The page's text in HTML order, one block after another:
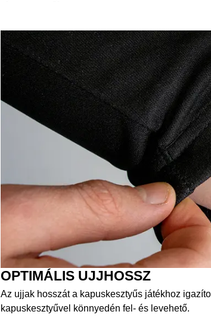
OPTIMÁLIS UJJHOSSZ
Az ujjak hosszát a kapuskesztyűs játékhoz
kapuskesztyűvel könnyedén fel- és levehető.